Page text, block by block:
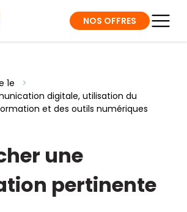
NOS OFFRES
1e
>
digitale, utilisation du
et des outils numériques
une
pertinente